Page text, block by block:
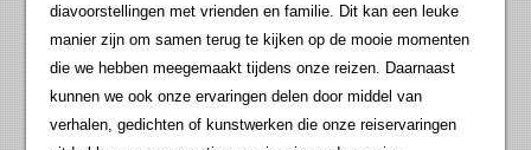
diavoorstellingen met vrienden en familie. Dit kan een leuke
manier zijn om samen terug te kijken op de mooie momenten
die we hebben meegemaakt tijdens onze reizen. Daarnaast
kunnen we ook onze ervaringen delen door middel van
verhalen, gedichten of kunstwerken die onze reiservaringen